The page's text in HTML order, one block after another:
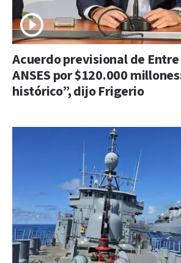
Acuerdo previsional de Entre
ANSES por $120.000
histórico”, dijo Frigerio